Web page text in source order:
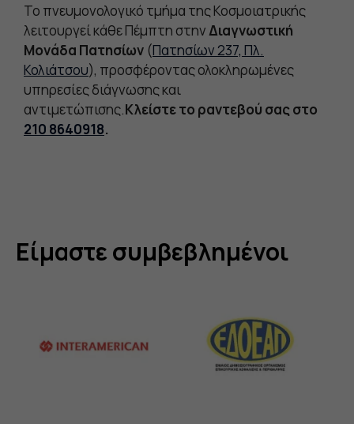
Το πνευμονολογικό τμήμα της Κοσμοιατρικής
λειτουργεί κάθε Πέμπτη στηνΔιαγνωστική
Μονάδα Πατησίων (Πατησίων 237, Πλ.
Κολιάτσου), προσφέροντας ολοκληρωμένες
υπηρεσίες διάγνωσης και
αντιμετώπισης.Κλείστε το ραντεβού σας στο
210 8640918.
Είμαστε συμβεβλημένοι